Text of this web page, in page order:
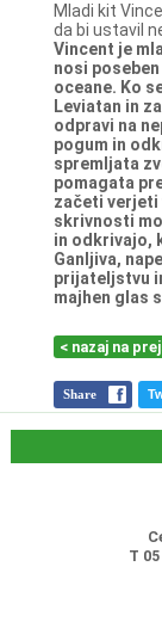
Mladi kit
da bi ustavil
Vincent je
nosi
oceane. Ko
Leviatan in
odpravi na
pogum in
spremljata
pomagata
začeti verjeti
skrivnosti
in odkrivajo,
Ganljiva,
prijateljstvu
majhen glas
< nazaj na
Share
T 05